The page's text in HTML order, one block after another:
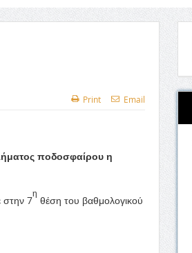
Print Email
ποδοσφαίρου η
στην 7
η
θέση του βαθμολογικού